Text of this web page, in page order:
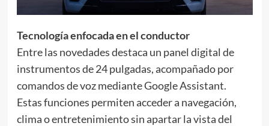
Tecnología enfocada en el conductor
Entre las novedades destaca un panel digital de
instrumentos de 24 pulgadas, acompañado por
comandos de voz mediante Google Assistant.
Estas funciones permiten acceder a navegación,
clima o entretenimiento sin apartar la vista del